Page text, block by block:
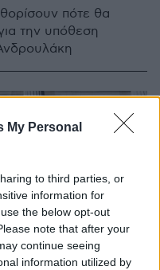
My Personal
to third parties, or
information for
the below opt-out
note that after your
continue seeing
information utilized by
πότε θα
την υπόθεση